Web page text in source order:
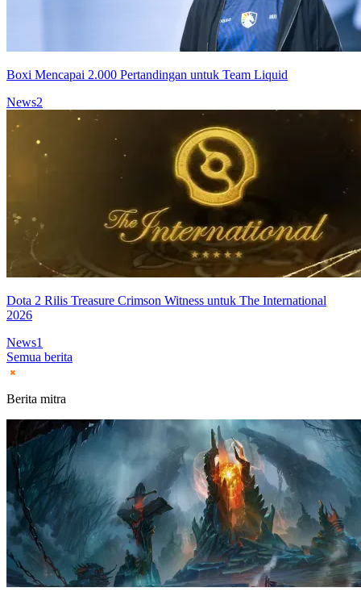
Boxi Mencapai 2.000 Pertandingan untuk Team Liquid
News2
Dota 2 Rilis Treasure Crimson Witness untuk The International
2026
News1
Semua berita
Berita mitra